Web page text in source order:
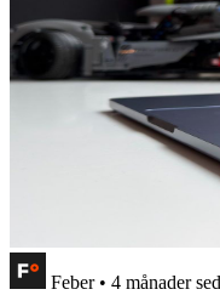
Feber • 4 månader